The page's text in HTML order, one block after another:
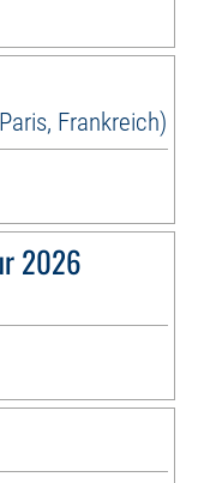
Frankreich)
2026